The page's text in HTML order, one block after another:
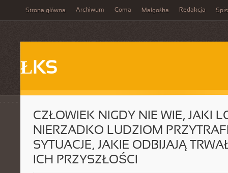
Strona główna Archiwum Coma Małgośka Redakcja
ŁKS
CZŁOWIEK NIGDY NIE WIE, JAKI
NIERZADKO LUDZIOM
SYTUACJE, JAKIE ODBIJAJĄ
ICH PRZYSZŁOŚCI